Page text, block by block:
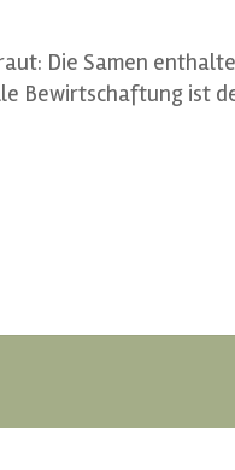
Die Samen
Bewirtschaftung ist